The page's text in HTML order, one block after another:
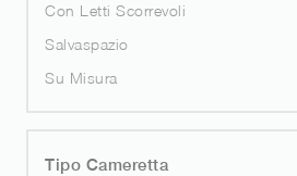
Con Letti Scorrevoli
Salvaspazio
Su Misura
Tipo Cameretta